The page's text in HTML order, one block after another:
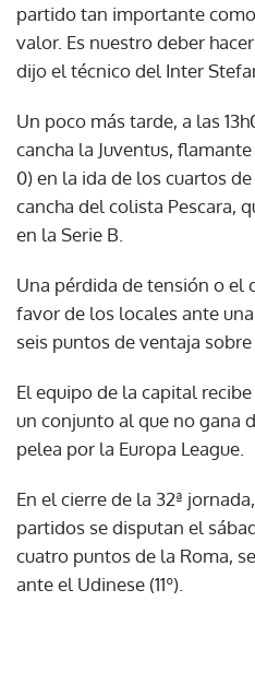
partido tan importante
valor. Es nuestro deber
dijo el técnico del Inter
Un poco más tarde, a las
cancha la Juventus,
0) en la ida de los cuartos
cancha del colista Pescara,
en la Serie B.
Una pérdida de tensión o el
favor de los locales ante una
seis puntos de ventaja sobre
El equipo de la capital
un conjunto al que no gana
pelea por la Europa League.
En el cierre de la 32ª
partidos se disputan el
cuatro puntos de la Roma,
ante el Udinese (11º).